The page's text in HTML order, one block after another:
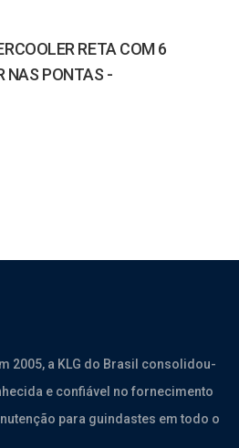
RETA COM 6
NAS PONTAS -
2005, a KLG do Brasil consolidou-
e confiável no fornecimento
para guindastes em todo o